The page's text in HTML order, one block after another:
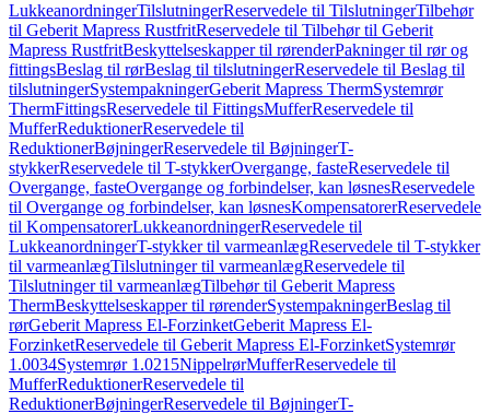
LukkeanordningerTilslutningerReservedele til TilslutningerTilbehør
til Geberit Mapress RustfritReservedele til Tilbehør til Geberit
Mapress RustfritBeskyttelseskapper til rørenderPakninger til rør og
fittingsBeslag til rørBeslag til tilslutningerReservedele til Beslag til
tilslutningerSystempakningerGeberit Mapress ThermSystemrør
ThermFittingsReservedele til FittingsMufferReservedele til
MufferReduktionerReservedele til
ReduktionerBøjningerReservedele til BøjningerT-
stykkerReservedele til T-stykkerOvergange, fasteReservedele til
Overgange, fasteOvergange og forbindelser, kan løsnesReservedele
til Overgange og forbindelser, kan løsnesKompensatorerReservedele
til KompensatorerLukkeanordningerReservedele til
LukkeanordningerT-stykker til varmeanlægReservedele til T-stykker
til varmeanlægTilslutninger til varmeanlægReservedele til
Tilslutninger til varmeanlægTilbehør til Geberit Mapress
ThermBeskyttelseskapper til rørenderSystempakningerBeslag til
rørGeberit Mapress El-ForzinketGeberit Mapress El-
ForzinketReservedele til Geberit Mapress El-ForzinketSystemrør
1.0034Systemrør 1.0215NippelrørMufferReservedele til
MufferReduktionerReservedele til
ReduktionerBøjningerReservedele til BøjningerT-